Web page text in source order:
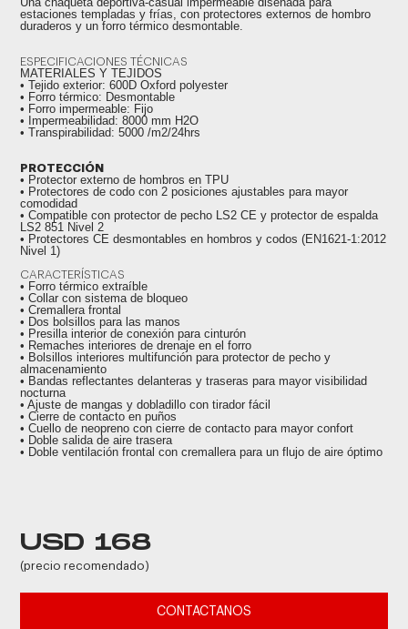
estaciones templadas y frías, con protectores externos de hombro
duraderos y un forro térmico desmontable.
ESPECIFICACIONES TÉCNICAS
MATERIALES Y TEJIDOS
• Tejido exterior: 600D Oxford polyester
• Forro térmico: Desmontable
• Forro impermeable: Fijo
• Impermeabilidad: 8000 mm H2O
• Transpirabilidad: 5000 /m2/24hrs
PROTECCIÓN
• Protector externo de hombros en TPU
• Protectores de codo con 2 posiciones ajustables para mayor
comodidad
• Compatible con protector de pecho LS2 CE y protector de espalda
LS2 851 Nivel 2
• Protectores CE desmontables en hombros y codos (EN1621-1:2012
Nivel 1)
CARACTERÍSTICAS
• Forro térmico extraíble
• Collar con sistema de bloqueo
• Cremallera frontal
• Dos bolsillos para las manos
• Presilla interior de conexión para cinturón
• Remaches interiores de drenaje en el forro
• Bolsillos interiores multifunción para protector de pecho y
almacenamiento
• Bandas reflectantes delanteras y traseras para mayor visibilidad
nocturna
• Ajuste de mangas y dobladillo con tirador fácil
• Cierre de contacto en puños
• Cuello de neopreno con cierre de contacto para mayor confort
• Doble salida de aire trasera
• Doble ventilación frontal con cremallera para un flujo de aire óptimo
USD 168
(precio recomendado)
CONTACTANOS